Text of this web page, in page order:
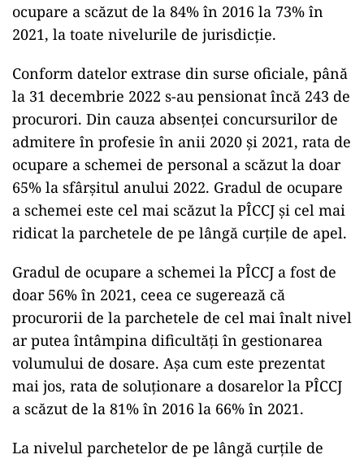
ocupare a scăzut de la 84% în 2016 la 73% în
2021, la toate nivelurile de jurisdicție.
Conform datelor extrase din surse oficiale, până
la 31 decembrie 2022 s-au pensionat încă 243 de
procurori. Din cauza absenței concursurilor de
admitere în profesie în anii 2020 și 2021, rata de
ocupare a schemei de personal a scăzut la doar
65% la sfârșitul anului 2022. Gradul de ocupare
a schemei este cel mai scăzut la PÎCCJ și cel mai
ridicat la parchetele de pe lângă curțile de apel.
Gradul de ocupare a schemei la PÎCCJ a fost de
doar 56% în 2021, ceea ce sugerează că
procurorii de la parchetele de cel mai înalt nivel
ar putea întâmpina dificultăți în gestionarea
volumului de dosare. Așa cum este prezentat
mai jos, rata de soluționare a dosarelor la PÎCCJ
a scăzut de la 81% în 2016 la 66% în 2021.
La nivelul parchetelor de pe lângă curțile de